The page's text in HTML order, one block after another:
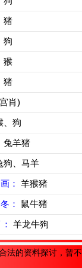
猪
狗
猴
猪
肖)
、狗
兔羊猪
狗、马羊
画： 羊猴猪
冬： 鼠牛猪
羊龙牛狗
法的资料探讨，暂